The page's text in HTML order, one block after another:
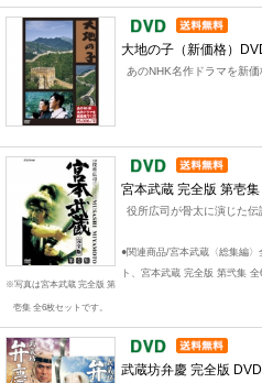
大地の子（新価格）
あのNHK名作ドラマを新価
※写真は宮本武蔵 完全版 第
壱集 全6枚セットです。
宮本武蔵 完全版 第壱
役所広司が骨太に演じた伝
●関連商品/宮本武蔵〈総集編
ト、宮本武蔵 完全版 第弐集 全
武蔵坊弁慶 完全版